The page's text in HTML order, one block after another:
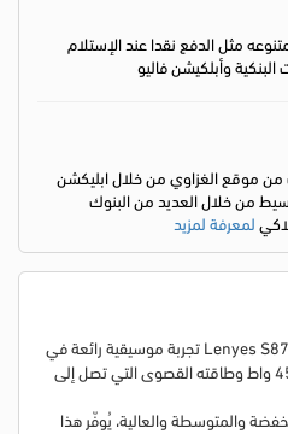
مثل الدفع نقدا عند الإستلام
وأبلكيشن فاليو
موقع الغزاوي من خلال ابليكشن
من خلال العديد من البنوك
لمعرفة لمزيد
يُقدّم مكبر الصوت Lenyes S876 Supreme تجربة موسيقية رائعة في
أي مكان بفضل قوة صوته البالغة 45 واط وطاقته القصوى التي تصل إلى
والمتوسطة والعالية، يُوفّر هذا